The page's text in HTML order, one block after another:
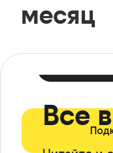
месяц
Все